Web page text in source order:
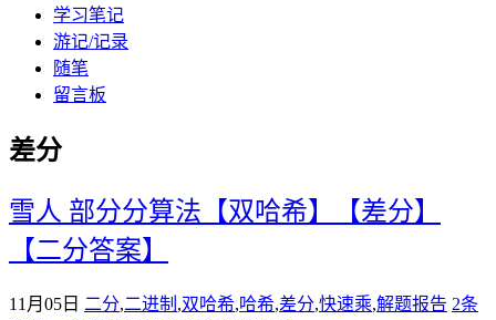
学习笔记
游记/记录
随笔
留言板
差分
雪人 部分分算法【双哈希】【差分】
【二分答案】
11月05日 二分,二进制 ,双哈希,哈希,差分,快速乘,解题报告 2条